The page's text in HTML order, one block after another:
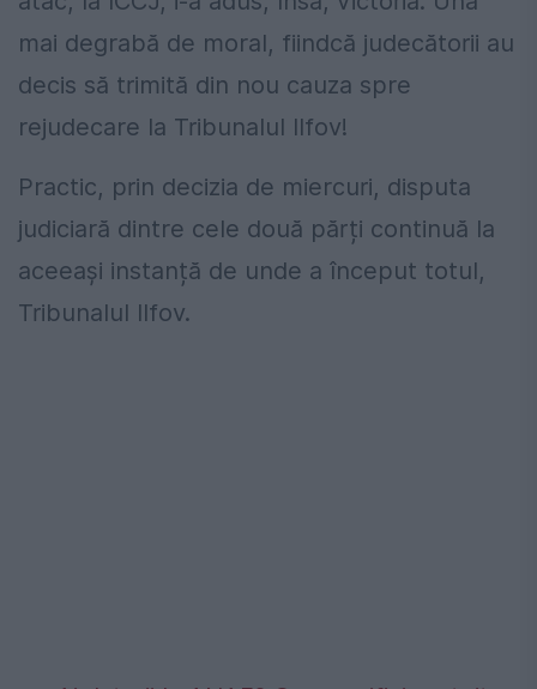
mai degrabă de moral, fiindcă judecătorii au
decis să trimită din nou cauza spre
rejudecare la Tribunalul Ilfov!
Practic, prin decizia de miercuri, disputa
judiciară dintre cele două părți continuă la
aceeași instanță de unde a început totul,
Tribunalul Ilfov.